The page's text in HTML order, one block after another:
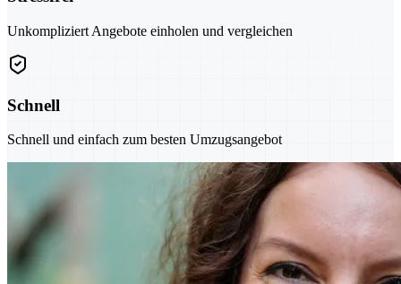
Unkompliziert Angebote einholen und vergleichen
Schnell
Schnell und einfach zum besten Umzugsangebot